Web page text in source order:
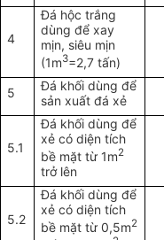
4
Đá hộc trắng
dùng để xay
mịn, siêu mịn
(1m3=2,7 tấn)
5
Đá khối dùng để
sản xuất đá xẻ
5.1
Đá khối dùng để
xẻ có diện tích
bề mặt từ 1m2
trở lên
5.2
Đá khối dùng để
xẻ có diện tích
bề mặt từ 0,5m2